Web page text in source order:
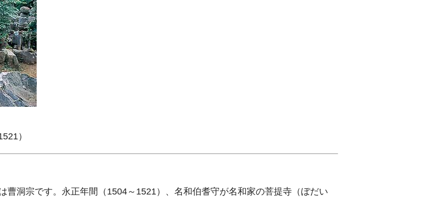
）
洞宗です。永正年間（1504～1521）、名和伯耆守が名和家の菩提寺（ぼだい